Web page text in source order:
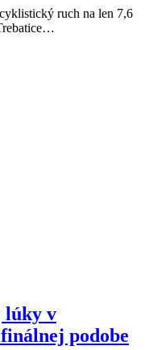
ruch na len 7,6
lúky v
podobe